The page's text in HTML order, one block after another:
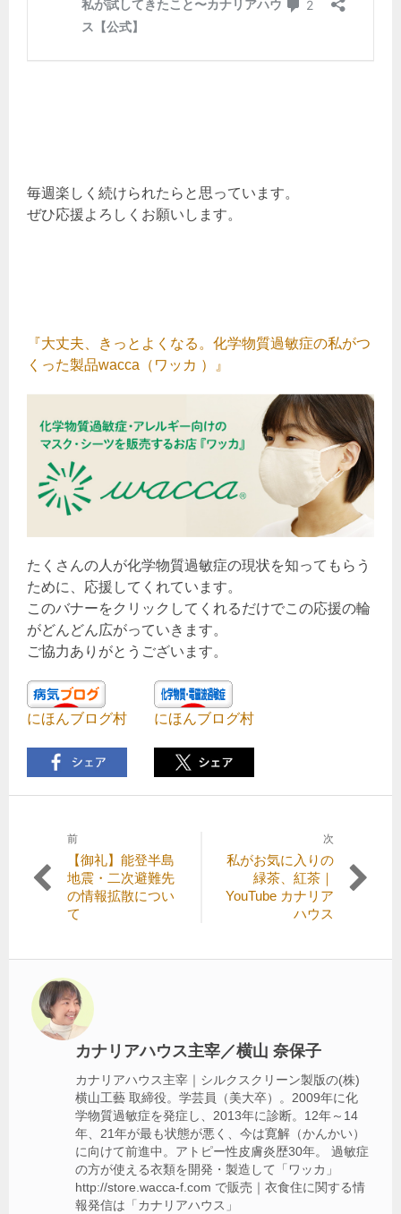
毎週楽しく続けられたらと思っています。
ぜひ応援よろしくお願いします。
『大丈夫、きっとよくなる。化学物質過敏症の私がつ
くった製品wacca（ワッカ ）』
たくさんの人が化学物質過敏症の現状を知ってもらう
ために、応援してくれています。
このバナーをクリックしてくれるだけでこの応援の輪
がどんどん広がっていきます。
ご協力ありがとうございます。
にほんブログ村 にほんブログ村
稿
ゲ
ー
シ
ョ
前
前
の
記
事:
【御礼】能登半島
地震・二次避難先
の情報拡散につい
て
次
次
記
私がお気に入りの
緑茶、紅茶｜
YouTube カナリア
ハウス
カナリアハウス主宰／横山 奈保子
カナリアハウス主宰｜シルクスクリーン製版の(株)
横山工藝 取締役。学芸員（美大卒）。2009年に化
学物質過敏症を発症し、2013年に診断。12年～14
年、21年が最も状態が悪く、今は寛解（かんかい）
に向けて前進中。アトピー性皮膚炎歴30年。 過敏症
の方が使える衣類を開発・製造して「ワッカ」
http://store.wacca-f.com で販売｜衣食住に関する情
報発信は「カナリアハウス」